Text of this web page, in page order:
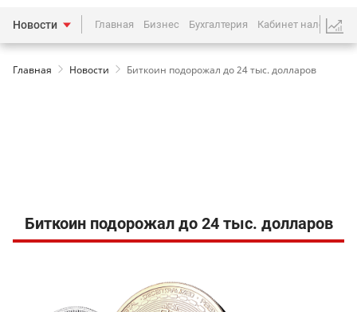
Новости Главная Бизнес Бухгалтерия Кабинет
Главная Новости Биткоин подорожал до 24 тыс. долларов
Биткоин подорожал до 24 тыс. долларов